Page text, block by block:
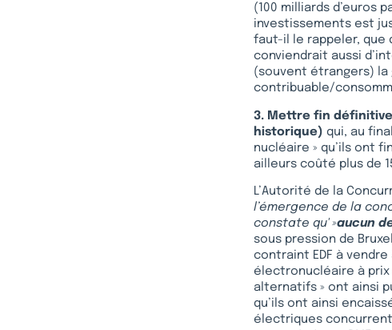
(100 milliards d’euros
investissements est
faut-il le rappeler, que
conviendrait aussi
(souvent étrangers) la
contribuable/
3. Mettre fin
historique) qui, au
nucléaire » qu’ils ont
ailleurs coûté plus de
L’Autorité de la
l’émergence de la
constate qu' »aucun
sous pression de
contraint EDF à
électronucléaire à prix
alternatifs » ont ainsi
qu’ils ont ainsi
électriques